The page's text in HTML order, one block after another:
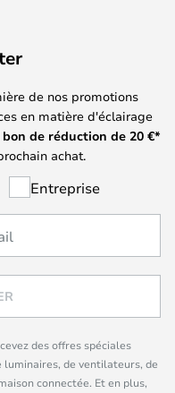
de nos promotions
en matière d'éclairage
bon de réduction de 20 €*
achat.
Entreprise
des offres spéciales
de ventilateurs, de
connectée. Et en plus,